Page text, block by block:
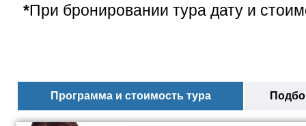
*При бронировании тура дату и
Программа и стоимость тура